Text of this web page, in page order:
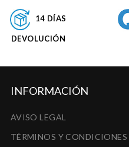
14 DÍAS
DEVOLUCIÓN
INFORMACIÓN
AVISO LEGAL
TÉRMINOS Y CONDICIONES